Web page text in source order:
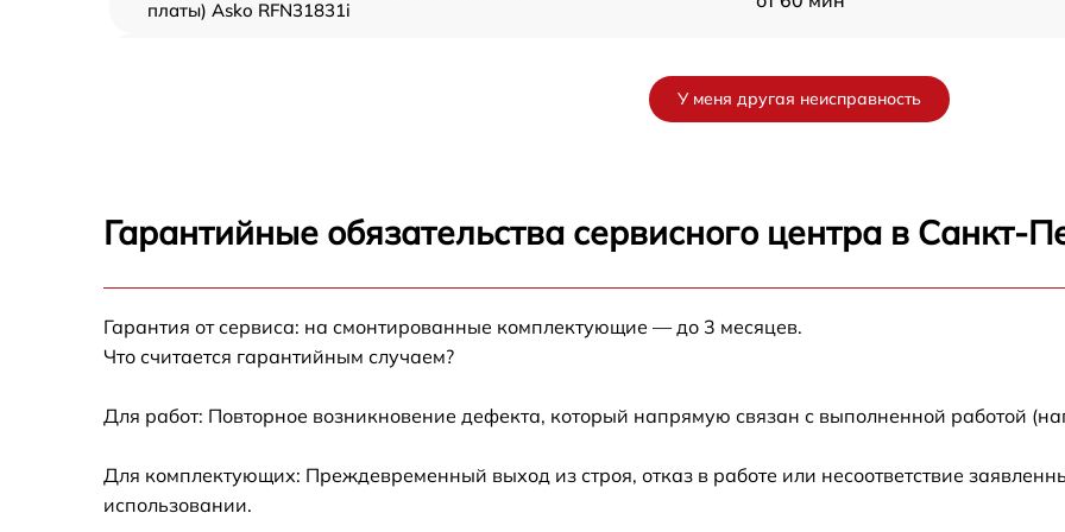
платы) Asko RFN31831i
Замена электросхемы Asko RFN31831i от 60 мин
RFN31831i
от 60 мин
Ремонт датчика морозильного отделения
У меня другая неисправность
Гарантийные обязательства сервисного центра в Санкт-
Гарантия от сервиса: на смонтированные комплектующие — до 3 месяцев.
Что считается гарантийным случаем?
Для работ: Повторное возникновение дефекта, который напрямую связан с выполненной работой
Для комплектующих: Преждевременный выход из строя, отказ в работе или несоответствие
использовании.